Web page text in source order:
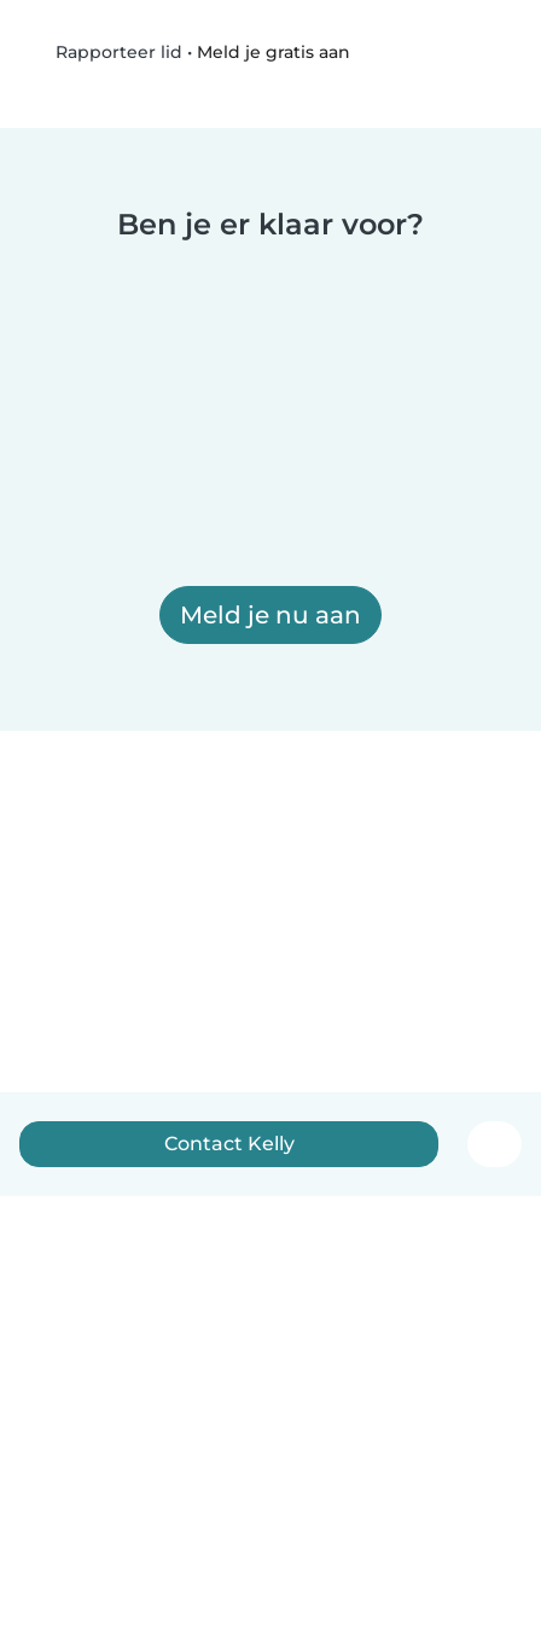
Rapporteer lid • Meld je gratis aan
Ben je er klaar voor?
Meld je nu aan
Contact Kelly